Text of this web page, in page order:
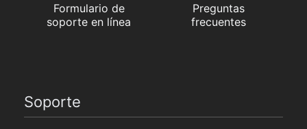
Formulario de
soporte en línea
Preguntas
frecuentes
Soporte